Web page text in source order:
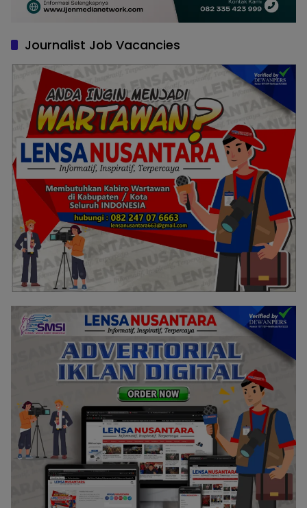
Journalist Job Vacancies